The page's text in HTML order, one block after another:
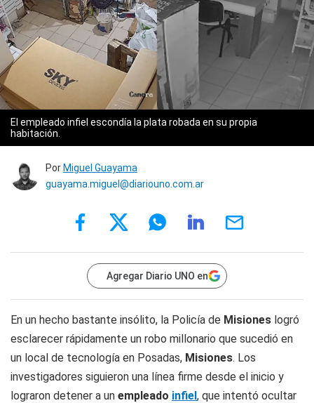
El empleado infiel escondía la plata robada en su propia
habitación.
Por Miguel Guayama
guayama.miguel@diariouno.com.ar
Agregar Diario UNO en
En un hecho bastante insólito, la Policía de Misiones logró
esclarecer rápidamente un robo millonario que sucedió en
un local de tecnología en Posadas, Misiones. Los
investigadores siguieron una línea firme desde el inicio y
lograron detener a un empleado infiel, que intentó ocultar